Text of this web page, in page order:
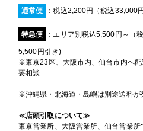
通常便 ：税込2,200円（税込33,000
特急便 ：エリア別税込5,500円～（
5,500円引き)
※東京23区、大阪市内、仙台市内へ
要相談
※沖縄県・北海道・島嶼は別途送料が
≪店頭引取について≫
東京営業所、大阪営業所、仙台営業